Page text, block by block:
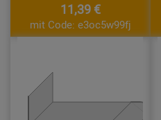
11,39 €
mit Code: e3oc5w99fj